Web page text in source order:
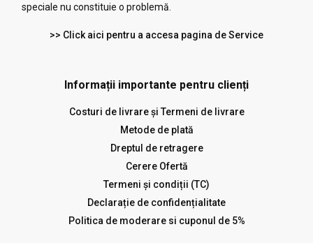
speciale nu constituie o problemă.
>> Click aici pentru a accesa pagina de Service
Informații importante pentru clienți
Costuri de livrare și Termeni de livrare
Metode de plată
Dreptul de retragere
Cerere Ofertă
Termeni și condiții (TC)
Declarație de confidențialitate
Politica de moderare si cuponul de 5%